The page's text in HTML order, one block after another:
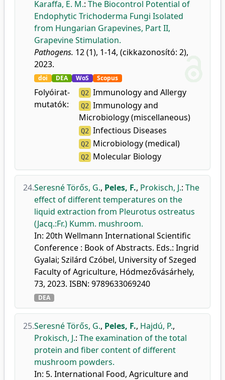
Karaffa, E. M.: The Biocontrol Potential of
Endophytic Trichoderma Fungi Isolated
from Hungarian Grapevines, Part II,
Grapevine Stimulation.
Pathogens. 12 (1), 1-14, (cikkazonosító: 2),
2023.
doi DEA WoS Scopus
Folyóirat-
mutatók:
Q2 Immunology and Allergy
Q2 Immunology and
Microbiology (miscellaneous)
Q2 Infectious Diseases
Q2 Microbiology (medical)
Q2 Molecular Biology
24.Seresné Törős, G., Peles, F., Prokisch, J.: The
effect of different temperatures on the
liquid extraction from Pleurotus ostreatus
(Jacq.:Fr.) Kumm. mushroom.
In: 20th Wellmann International Scientific
Conference : Book of Abstracts. Eds.: Ingrid
Gyalai; Szilárd Czóbel, University of Szeged
Faculty of Agriculture, Hódmezővásárhely,
73, 2023. ISBN: 9789633069240
DEA
25.Seresné Törős, G., Peles, F., Hajdú, P.,
Prokisch, J.: The examination of the total
protein and fiber content of different
mushroom powders.
In: 5. International Food, Agriculture and